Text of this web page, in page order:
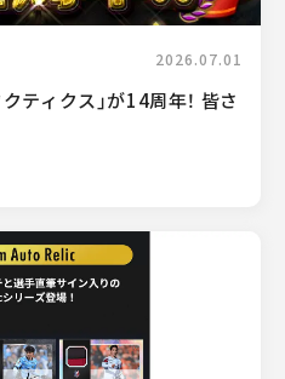
2026.07.01
ティクス」が14周年！ 皆さ